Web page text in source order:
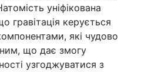
уніфікована
гравітація керується
які чудово
що дає змогу
узгоджуватися з